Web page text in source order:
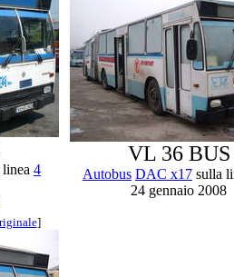
4
VL 36 BUS
Autobus DAC x17 sulla
24 gennaio 2008
]